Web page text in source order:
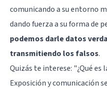
comunicando a su entorno
dando fuerza a su forma de
podemos darle datos
transmitiendo los falsos.
Quizás te interese: "¿Qué
Exposición y comunicación